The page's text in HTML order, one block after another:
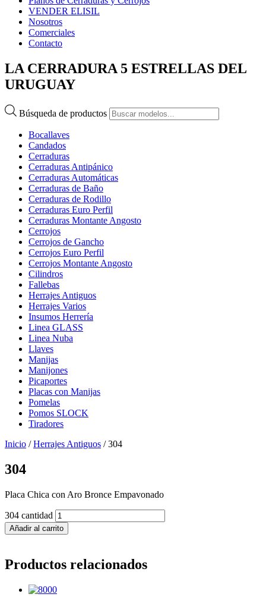
VENDER ELISIL
Nosotros
Comerciales
Contacto
LA CERRADURA 5 ESTRELLAS DEL
URUGUAY
Búsqueda de productos
Bocallaves
Candados
Cerraduras
Cerraduras Antipánico
Cerraduras Automáticas
Cerraduras de Baño
Cerraduras de Rodillo
Cerraduras Euro Perfil
Cerraduras Montante Angosto
Cerrojos
Cerrojos de Gancho
Cerrojos Euro Perfil
Cerrojos Montante Angosto
Cilindros
Fallebas
Herrajes Antiguos
Herrajes Varios
Insumos Herrería
Linea GLASS
Linea Nuba
Llaves
Manijas
Manijones
Picaportes
Placas con Manijas
Pomelas
Pomos SLOCK
Tiradores
Inicio /Herrajes Antiguos / 304
304
Placa Chica con Aro Bronce Empavonado
304 cantidad
Añadir al carrito
Productos relacionados